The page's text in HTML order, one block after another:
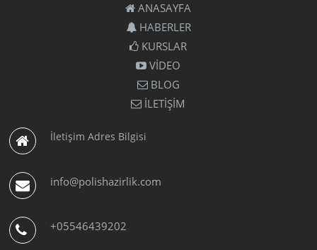
ANASAYFA
HABERLER
KURSLAR
VİDEO
BLOG
İLETİŞİM
İletişim Adres Bilgisi
info@polishazirlik.com
+05546439202